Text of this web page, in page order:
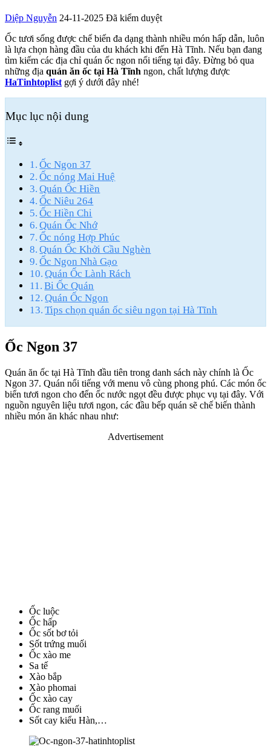
Diệp Nguyễn 24-11-2025 Đã kiểm duyệt
Ốc tươi sống được chế biến đa dạng thành nhiều món hấp dẫn, luôn
là lựa chọn hàng đầu của du khách khi đến Hà Tĩnh. Nếu bạn đang
tìm kiếm các địa chỉ quán ốc ngon nổi tiếng tại đây. Đừng bỏ qua
những địa quán ăn ốc tại Hà Tĩnh ngon, chất lượng được
HaTinhtoplist gợi ý dưới đây nhé!
Mục lục nội dung
Ốc Ngon 37
Ốc nóng Mai Huệ
Quán Ốc Hiền
Ốc Niêu 264
Ốc Hiền Chi
Quán Ốc Nhớ
Ốc nóng Hợp Phúc
Quán Ốc Khởi Cầu Nghèn
Ốc Ngon Nhà Gạo
Quán Ốc Lành Rách
Bi Ốc Quán
Quán Ốc Ngon
Tips chọn quán ốc siêu ngon tại Hà Tĩnh
Ốc Ngon 37
Quán ăn ốc tại Hà Tĩnh đầu tiên trong danh sách này chính là Ốc
Ngon 37. Quán nổi tiếng với menu vô cùng phong phú. Các món ốc
biển tươi ngon cho đến ốc nước ngọt đều được phục vụ tại đây. Với
nguồn nguyên liệu tươi ngon, các đầu bếp quán sẽ chế biến thành
nhiều món ăn khác nhau như:
Advertisement
Ốc luộc
Ốc hấp
Ốc sốt bơ tỏi
Sốt trứng muối
Ốc xào me
Sa tế
Xào bắp
Xào phomai
Ốc xào cay
Ốc rang muối
Sốt cay kiểu Hàn,…